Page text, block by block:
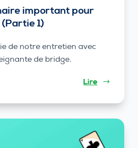
important pour
(Partie 1)
de notre entretien avec
de bridge.
Lire